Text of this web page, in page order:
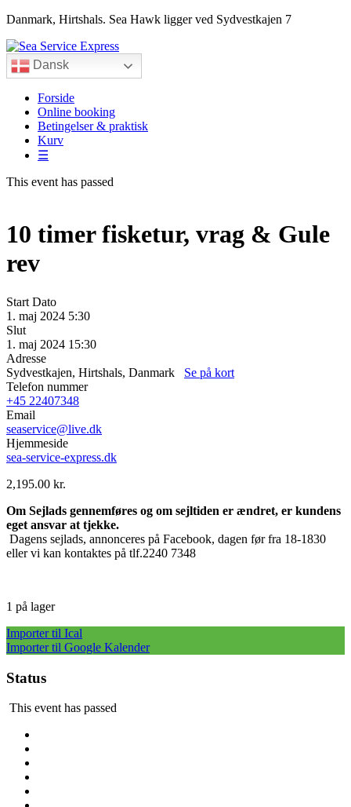
Danmark, Hirtshals. Sea Hawk ligger ved Sydvestkajen 7
Dansk
Forside
Online booking
Betingelser & praktisk
Kurv
☰
This event has passed
10 timer fisketur, vrag & Gule
rev
Start Dato
1. maj 2024 5:30
Slut
1. maj 2024 15:30
Adresse
Sydvestkajen, Hirtshals, Danmark Se på kort
Telefon nummer
+45 22407348
Email
seaservice@live.dk
Hjemmeside
sea-service-express.dk
2,195.00 kr.
Om Sejlads gennemføres og om sejltiden er ændret, er kundens
eget ansvar at tjekke.
Dagens sejlads, annonceres på Facebook, dagen før fra 18-1830
eller vi kan kontaktes på tlf.2240 7348
1 på lager
Importer til Ical
Importer til Google Kalender
Status
This event has passed